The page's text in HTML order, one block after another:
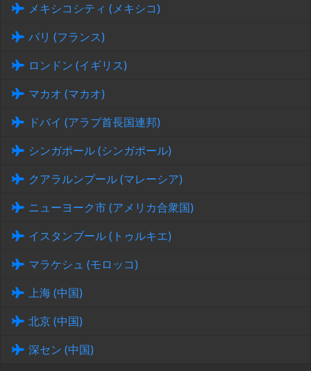
メキシコシティ (メキシコ)
パリ (フランス)
ロンドン (イギリス)
マカオ (マカオ)
ドバイ (アラブ首長国連邦)
シンガポール (シンガポール)
クアラルンプール (マレーシア)
ニューヨーク市 (アメリカ合衆国)
イスタンブール (トゥルキエ)
マラケシュ (モロッコ)
上海 (中国)
北京 (中国)
深セン (中国)